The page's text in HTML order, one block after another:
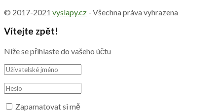
© 2017-2021 vyslapy.cz - Všechna práva vyhrazena
Vítejte zpět!
Níže se přihlaste do vašeho účtu
Zapamatovat si mě